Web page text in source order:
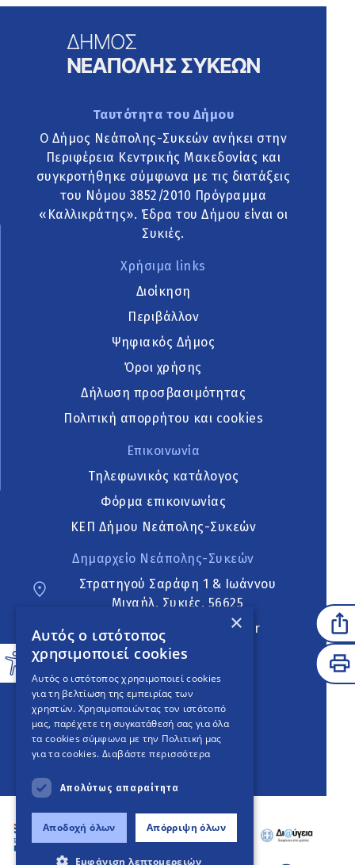
Ταυτότητα του Δήμου
Ο Δήμος Νεάπολης-Συκεών ανήκει στην
Περιφέρεια Κεντρικής Μακεδονίας και
συγκροτήθηκε σύμφωνα με τις διατάξεις
του Νόμου 3852/2010 Πρόγραμμα
«Καλλικράτης». Έδρα του Δήμου είναι οι
Συκιές.
Χρήσιμα links
Διοίκηση
Περιβάλλον
Ψηφιακός Δήμος
Όροι χρήσης
Δήλωση προσβασιμότητας
Πολιτική απορρήτου και cookies
Επικοινωνία
Τηλεφωνικός κατάλογος
Φόρμα επικοινωνίας
ΚΕΠ Δήμου Νεάπολης-Συκεών
Δημαρχείο Νεάπολης-Συκεών
Στρατηγού Σαράφη 1 & Ιωάννου
Μιχαήλ, Συκιές, 56625
neapoli.sykies@ddt.gov.gr
Ακολουθήστε
English Version
An project
×
Αυτός ο ιστότοπος
χρησιμοποιεί cookies
Αυτός ο ιστότοπος χρησιμοποιεί cookies
για τη βελτίωση της εμπειρίας των
χρηστών. Χρησιμοποιώντας τον ιστότοπό
μας, παρέχετε τη συγκατάθεσή σας για όλα
τα cookies σύμφωνα με την Πολιτική μας
για τα cookies. Διαβάστε περισσότερα
Απολύτως απαραίτητα
Αποδοχή όλων Απόρριψη όλων
Εμφάνιση λεπτομερειών